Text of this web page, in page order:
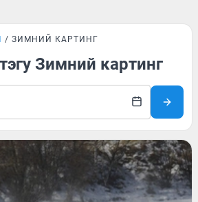
ЗИМНИЙ КАРТИНГ
Зимний картинг